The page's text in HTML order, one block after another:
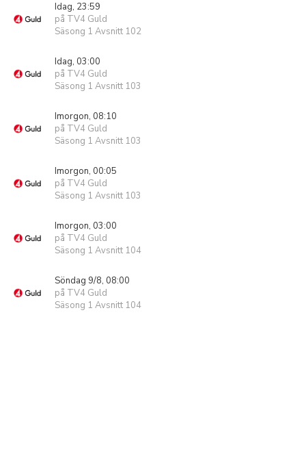
Idag, 23:59
på TV4 Guld
Säsong 1 Avsnitt 102
Idag, 03:00
på TV4 Guld
Säsong 1 Avsnitt 103
Imorgon, 08:10
på TV4 Guld
Säsong 1 Avsnitt 103
Imorgon, 00:05
på TV4 Guld
Säsong 1 Avsnitt 103
Imorgon, 03:00
på TV4 Guld
Säsong 1 Avsnitt 104
Söndag 9/8, 08:00
på TV4 Guld
Säsong 1 Avsnitt 104